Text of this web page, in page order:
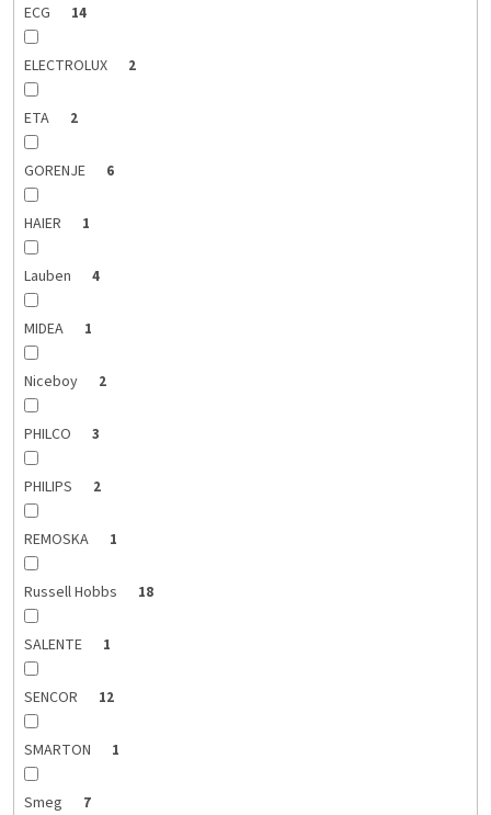
ECG 14
ELECTROLUX 2
ETA 2
GORENJE 6
HAIER 1
Lauben 4
MIDEA 1
Niceboy 2
PHILCO 3
PHILIPS 2
REMOSKA 1
Russell Hobbs 18
SALENTE 1
SENCOR 12
SMARTON 1
Smeg 7